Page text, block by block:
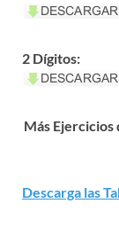
2 Dígitos:
Más Ejercicios
Descarga las